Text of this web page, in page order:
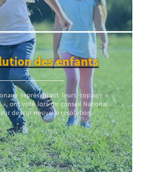
des enfants
représentant leurs copains «
», ont voté lors du conseil National
de leur nouvelle résolution.